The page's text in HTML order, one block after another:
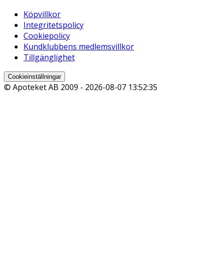
Köpvillkor
Integritetspolicy
Cookiepolicy
Kundklubbens medlemsvillkor
Tillgänglighet
Cookieinställningar
© Apoteket AB 2009 - 2026-08-07 13:52:35